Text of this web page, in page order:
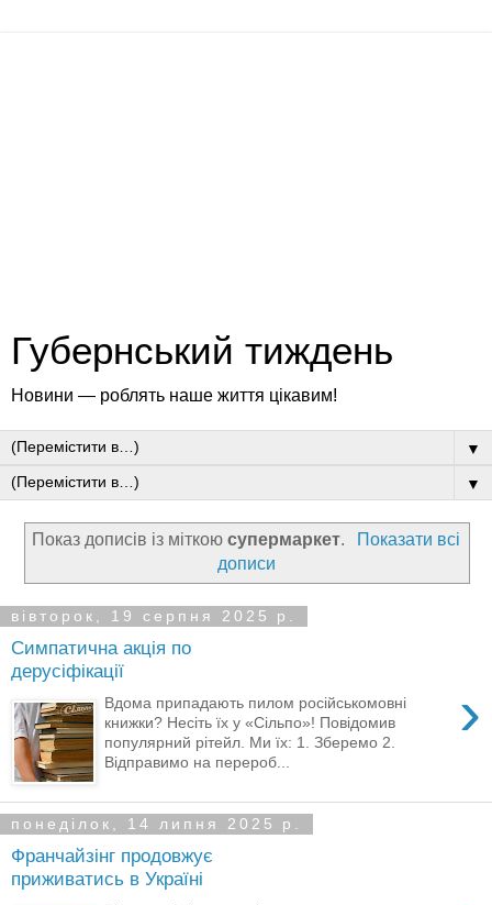
Губернський тиждень
Новини — роблять наше життя цікавим!
▼
▼
Показ дописів із міткоюсупермаркет.
Показати всі
дописи
вівторок, 19 серпня 2025 р.
Симпатична акція по
дерусіфікації
›
Вдома припадають пилом російськомовні
книжки? Несіть їх у «Сільпо»! Повідомив
популярний рітейл. Ми їх: 1. Зберемо 2.
Відправимо на перероб...
понеділок, 14 липня 2025 р.
Франчайзінг продовжує
приживатись в Україні